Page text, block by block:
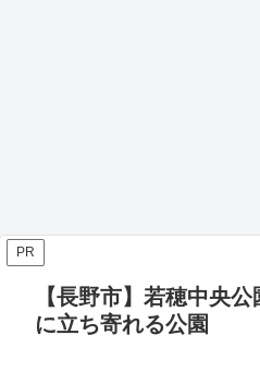
PR
【長野市】若穂中央
に立ち寄れる公園